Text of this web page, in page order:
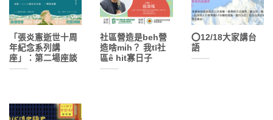
「張炎憲逝世十周
年紀念系列講
座」：第二場座談
社區營造是beh營
造啥mi̍h？ 我tī社
區ê hit寡日子
⭕12/18大家講台
語